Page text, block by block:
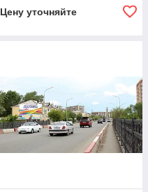
Цену уточняйте